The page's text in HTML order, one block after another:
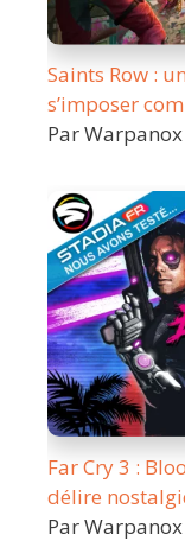
Saints Row :
s’imposer
Par Warpanox
Far Cry 3 :
délire
Par Warpanox